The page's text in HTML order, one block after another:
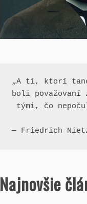
„A tí, ktorí
boli považovaní
tými, čo
— Friedrich
Najnovšie